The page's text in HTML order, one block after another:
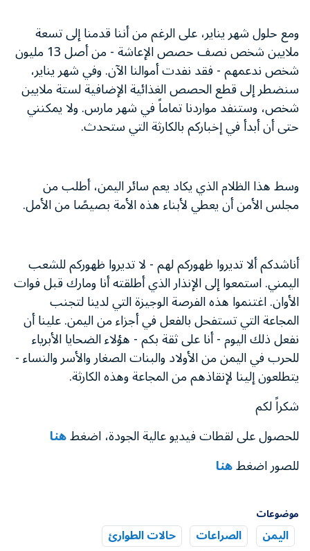
ومع حلول شهر يناير، على الرغم من أننا قدمنا إلى تسعة
ملايين شخص نصف حصص الإعاشة - من أصل 13 مليون
شخص ندعمهم - فقد نفدت أموالنا الآن. وفي شهر يناير،
سنضطر إلى قطع الحصص الغذائية الإضافية لستة ملايين
شخص، وستنفد مواردنا تماماً في شهر مارس. ولا يمكنني
حتى أن أبدأ في إخباركم بالكارثة التي ستحدث.
وسط هذا الظلام الذي يكاد يعم سائر اليمن، أطلب من
مجلس الأمن أن يعطي لأبناء هذه الأمة بصيصًا من الأمل.
أناشدكم ألا تديروا ظهوركم لهم - لا تديروا ظهوركم للشعب
اليمني. استمعوا إلى الإنذار الذي أطلقته أنا ومارك قبل فوات
الأوان. اغتنموا هذه الفرصة الوجيزة التي لدينا لتجنب
المجاعة التي تستفحل بالفعل في أجزاء من اليمن. علينا أن
نفعل ذلك اليوم - أنا على ثقة بكم - هؤلاء الضحايا الأبرياء
للحرب في اليمن من الأولاد والبنات الصغار والأسر والنساء -
يتطلعون إلينا لإنقاذهم من المجاعة وهذه الكارثة.
شكراً لكم
للحصول على لقطات فيديو عالية الجودة، اضغطهنا
للصور اضغطهنا
موضوعات
اليمن الصراعات
حالات الطوارئ